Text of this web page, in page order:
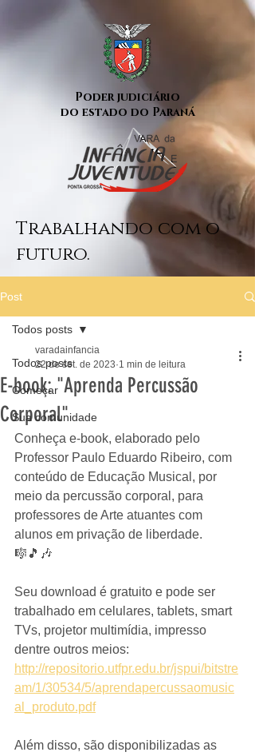
Poder judiciário
do estado do Paraná
Trabalhando com o
futuro.
Post
Todos posts
Começar
Sua comunidade
Todos posts
E-book: "Aprenda Percussão
Corporal"
varadainfancia
22 de set. de 2023 1 min de leitura
Conheça e-book, elaborado pelo
Professor Paulo Eduardo Ribeiro, com
conteúdo de Educação Musical, por
meio da percussão corporal, para
professores de Arte atuantes com
alunos em privação de liberdade.
🎼🎵🎶
Seu download é gratuito e pode ser
trabalhado em celulares, tablets, smart
TVs, projetor multimídia, impresso
dentre outros meios:
http://repositorio.utfpr.edu.br/jspui/bitstre
am/1/30534/5/aprendapercussaomusic
al_produto.pdf
Além disso, são disponibilizadas as